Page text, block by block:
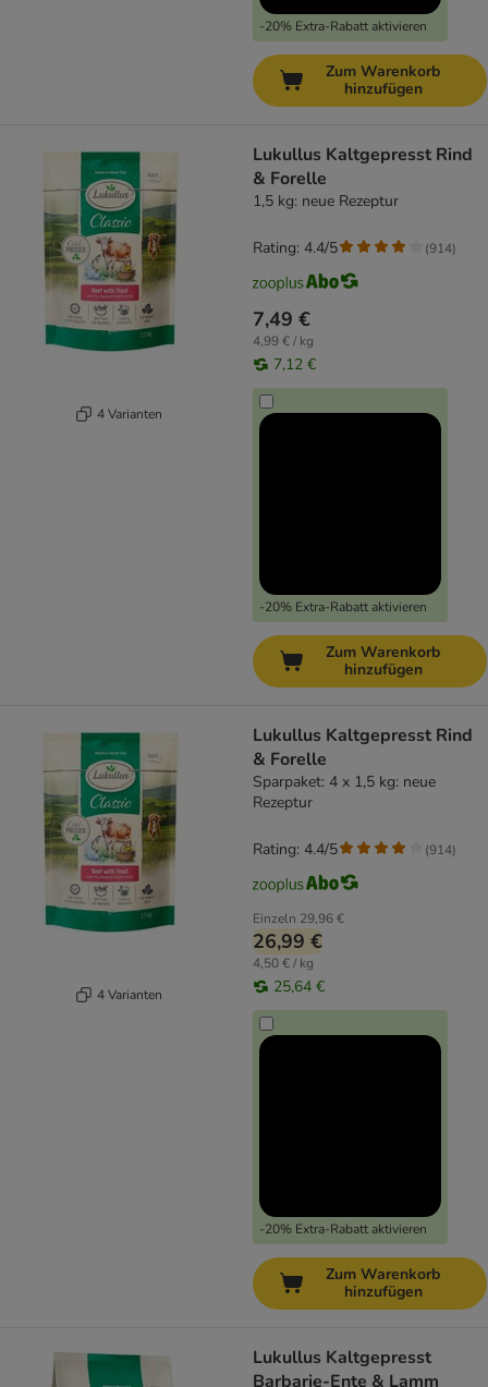
-20% Extra-Rabatt aktivieren
Zum Warenkorb
hinzufügen
4 Varianten
Lukullus Kaltgepresst Rind
& Forelle
1,5 kg: neue Rezeptur
7,49 €
4,99 € / kg
7,12 €
-20% Extra-Rabatt aktivieren
Rating: 4.4/5 (914)
Zum Warenkorb
hinzufügen
4 Varianten
Lukullus Kaltgepresst Rind
& Forelle
Sparpaket: 4 x 1,5 kg: neue
Rezeptur
Einzeln 29,96 €
26,99 €
4,50 € / kg
25,64 €
-20% Extra-Rabatt aktivieren
Rating: 4.4/5 (914)
Zum Warenkorb
hinzufügen
Lukullus Kaltgepresst
Barbarie-Ente & Lamm